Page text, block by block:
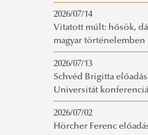
2026/07/14
Vitatott múlt: hősök,
magyar történelemben
2026/07/13
Schvéd Brigitta
Universität
2026/07/02
Hörcher Ferenc